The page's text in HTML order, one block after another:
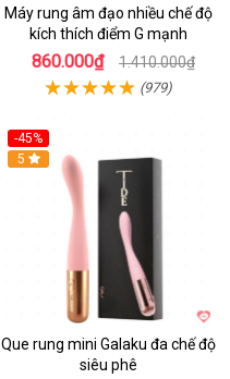
Máy rung âm đạo nhiều chế độ
kích thích điểm G mạnh
860.000₫ 1.410.000₫
(979)
-45%
Hot
5
Que rung mini Galaku đa chế độ
siêu phê